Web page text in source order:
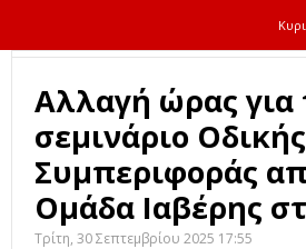
Αλλαγή ώρας για
σεμινάριο Οδικής
Συμπεριφοράς
Ομάδα Ιαβέρης
Τρίτη, 30 Σεπτεμβρίου 2025 17:55